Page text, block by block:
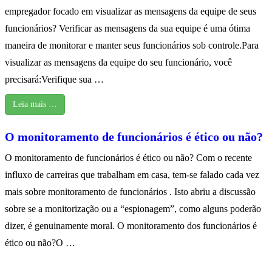
empregador focado em visualizar as mensagens da equipe de seus
funcionários? Verificar as mensagens da sua equipe é uma ótima
maneira de monitorar e manter seus funcionários sob controle.Para
visualizar as mensagens da equipe do seu funcionário, você
precisará:Verifique sua …
Leia mais …
O monitoramento de funcionários é ético ou não?
O monitoramento de funcionários é ético ou não? Com o recente
influxo de carreiras que trabalham em casa, tem-se falado cada vez
mais sobre monitoramento de funcionários . Isto abriu a discussão
sobre se a monitorização ou a “espionagem”, como alguns poderão
dizer, é genuinamente moral. O monitoramento dos funcionários é
ético ou não?O …